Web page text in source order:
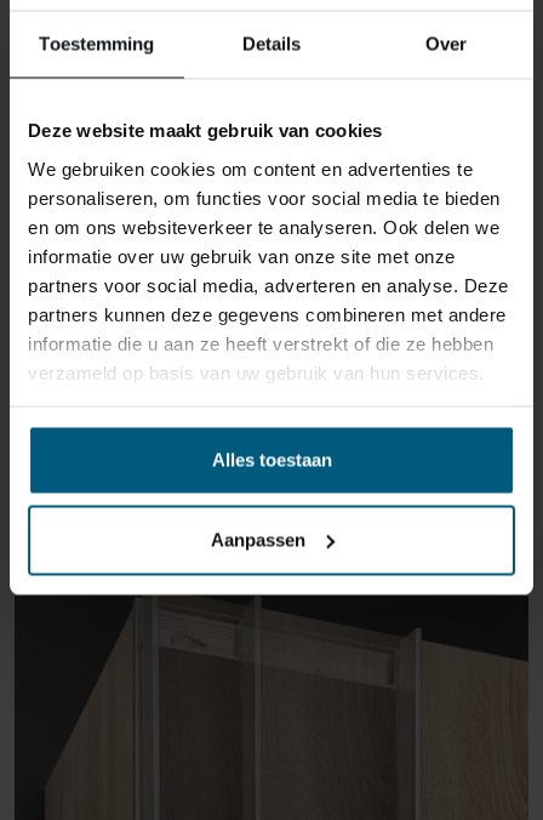
Toestemming Details Over
Deze website maakt gebruik van cookies
We gebruiken cookies om content en advertenties te
personaliseren, om functies voor social media te bieden
en om ons websiteverkeer te analyseren. Ook delen we
informatie over uw gebruik van onze site met onze
partners voor social media, adverteren en analyse. Deze
partners kunnen deze gegevens combineren met andere
informatie die u aan ze heeft verstrekt of die ze hebben
verzameld op basis van uw gebruik van hun services.
Alles toestaan
Aanpassen
dagen na ontvangst zonder opgave van reden te
annuleren. Behandel het product met zorg en zorg
Mocht het product beschadigd zijn of is de verpakking
meer beschadigd dan nodig, dan kunnen we deze
waardevermindering van het product aan u
doorberekenen.
GERELATEERDE PRODUCTEN